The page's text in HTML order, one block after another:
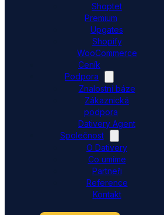
Shoptet
Premium
Upgates
Shopify
WooCommerce
Ceník
Podpora
Znalostní báze
Zákaznická
podpora
Dativery Agent
Společnost
O Dativery
Co umíme
Partneři
Reference
Kontakt